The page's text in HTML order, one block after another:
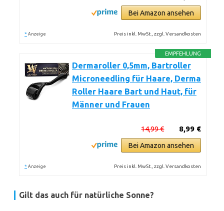
Bei Amazon ansehen
* Anzeige Preis inkl. MwSt., zzgl. Versandkosten
EMPFEHLUNG
Dermaroller 0,5mm, Bartroller
Microneedling für Haare, Derma
Roller Haare Bart und Haut, für
Männer und Frauen
8,99 €
14,99 €
Bei Amazon ansehen
* Anzeige Preis inkl. MwSt., zzgl. Versandkosten
Gilt das auch für natürliche Sonne?